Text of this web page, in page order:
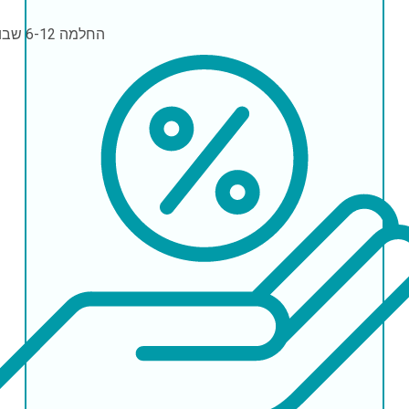
החלמה 6-12 שבועות